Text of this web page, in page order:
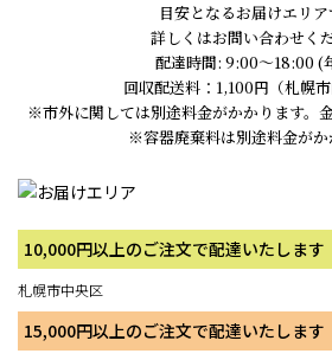
目安となるお届けエリア
詳しくはお問い合わせくだ
配達時間: 9:00～18:00 (
回収配送料：1,100円（札幌市
※市外に関しては別途料金がかかります。
※容器廃棄料は別途料金がか
10,000円以上のご注文で配達いたします
札幌市中央区
15,000円以上のご注文で配達いたします